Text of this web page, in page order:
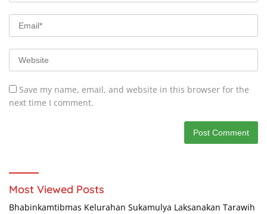
Save my name, email, and website in this browser for the
next time I comment.
Most Viewed Posts
Bhabinkamtibmas Kelurahan Sukamulya Laksanakan Tarawih